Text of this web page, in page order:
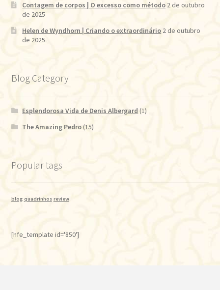
Contagem de corpos | O excesso como método 2 de outubro
de 2025
Helen de Wyndhorn | Criando o extraordinário 2 de outubro
de 2025
Blog Category
Esplendorosa Vida de Denis Albergard (1)
The Amazing Pedro(15)
Popular tags
blog quadrinhos review
[hfe_template id='850']